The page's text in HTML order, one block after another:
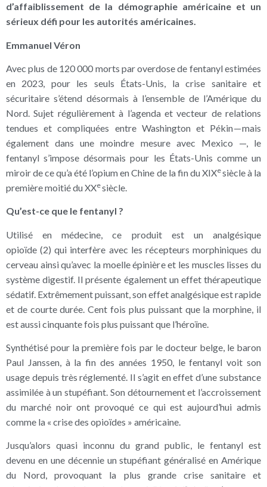
d’affaiblissement de la démographie américaine et un
sérieux défi pour les autorités américaines.
Emmanuel Véron
Avec plus de 120 000 morts par overdose de fentanyl estimées
en 2023, pour les seuls États-Unis, la crise sanitaire et
sécuritaire s’étend désormais à l’ensemble de l’Amérique du
Nord. Sujet régulièrement à l’agenda et vecteur de relations
tendues et compliquées entre Washington et Pékin — mais
également dans une moindre mesure avec Mexico —, le
fentanyl s’impose désormais pour les États-Unis comme un
miroir de ce qu’a été l’opium en Chine de la fin du XIXesiècle à la
première moitié du XXesiècle.
Qu’est-ce que le fentanyl ?
Utilisé en médecine, ce produit est un analgésique
opioïde (2) qui interfère avec les récepteurs morphiniques du
cerveau ainsi qu’avec la moelle épinière et les muscles lisses du
système digestif. Il présente également un effet thérapeutique
sédatif. Extrêmement puissant, son effet analgésique est rapide
et de courte durée. Cent fois plus puissant que la morphine, il
est aussi cinquante fois plus puissant que l’héroïne.
Synthétisé pour la première fois par le docteur belge, le baron
Paul Janssen, à la fin des années 1950, le fentanyl voit son
usage depuis très réglementé. Il s’agit en effet d’une substance
assimilée à un stupéfiant. Son détournement et l’accroissement
du marché noir ont provoqué ce qui est aujourd’hui admis
comme la « crise des opioïdes » américaine.
Jusqu’alors quasi inconnu du grand public, le fentanyl est
devenu en une décennie un stupéfiant généralisé en Amérique
du Nord, provoquant la plus grande crise sanitaire et